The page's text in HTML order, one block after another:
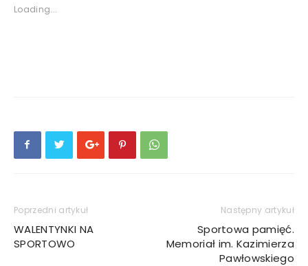
Loading...
Poprzedni artykuł
WALENTYNKI NA
SPORTOWO
Następny artykuł
Sportowa pamięć.
Memoriał im. Kazimierza
Pawłowskiego